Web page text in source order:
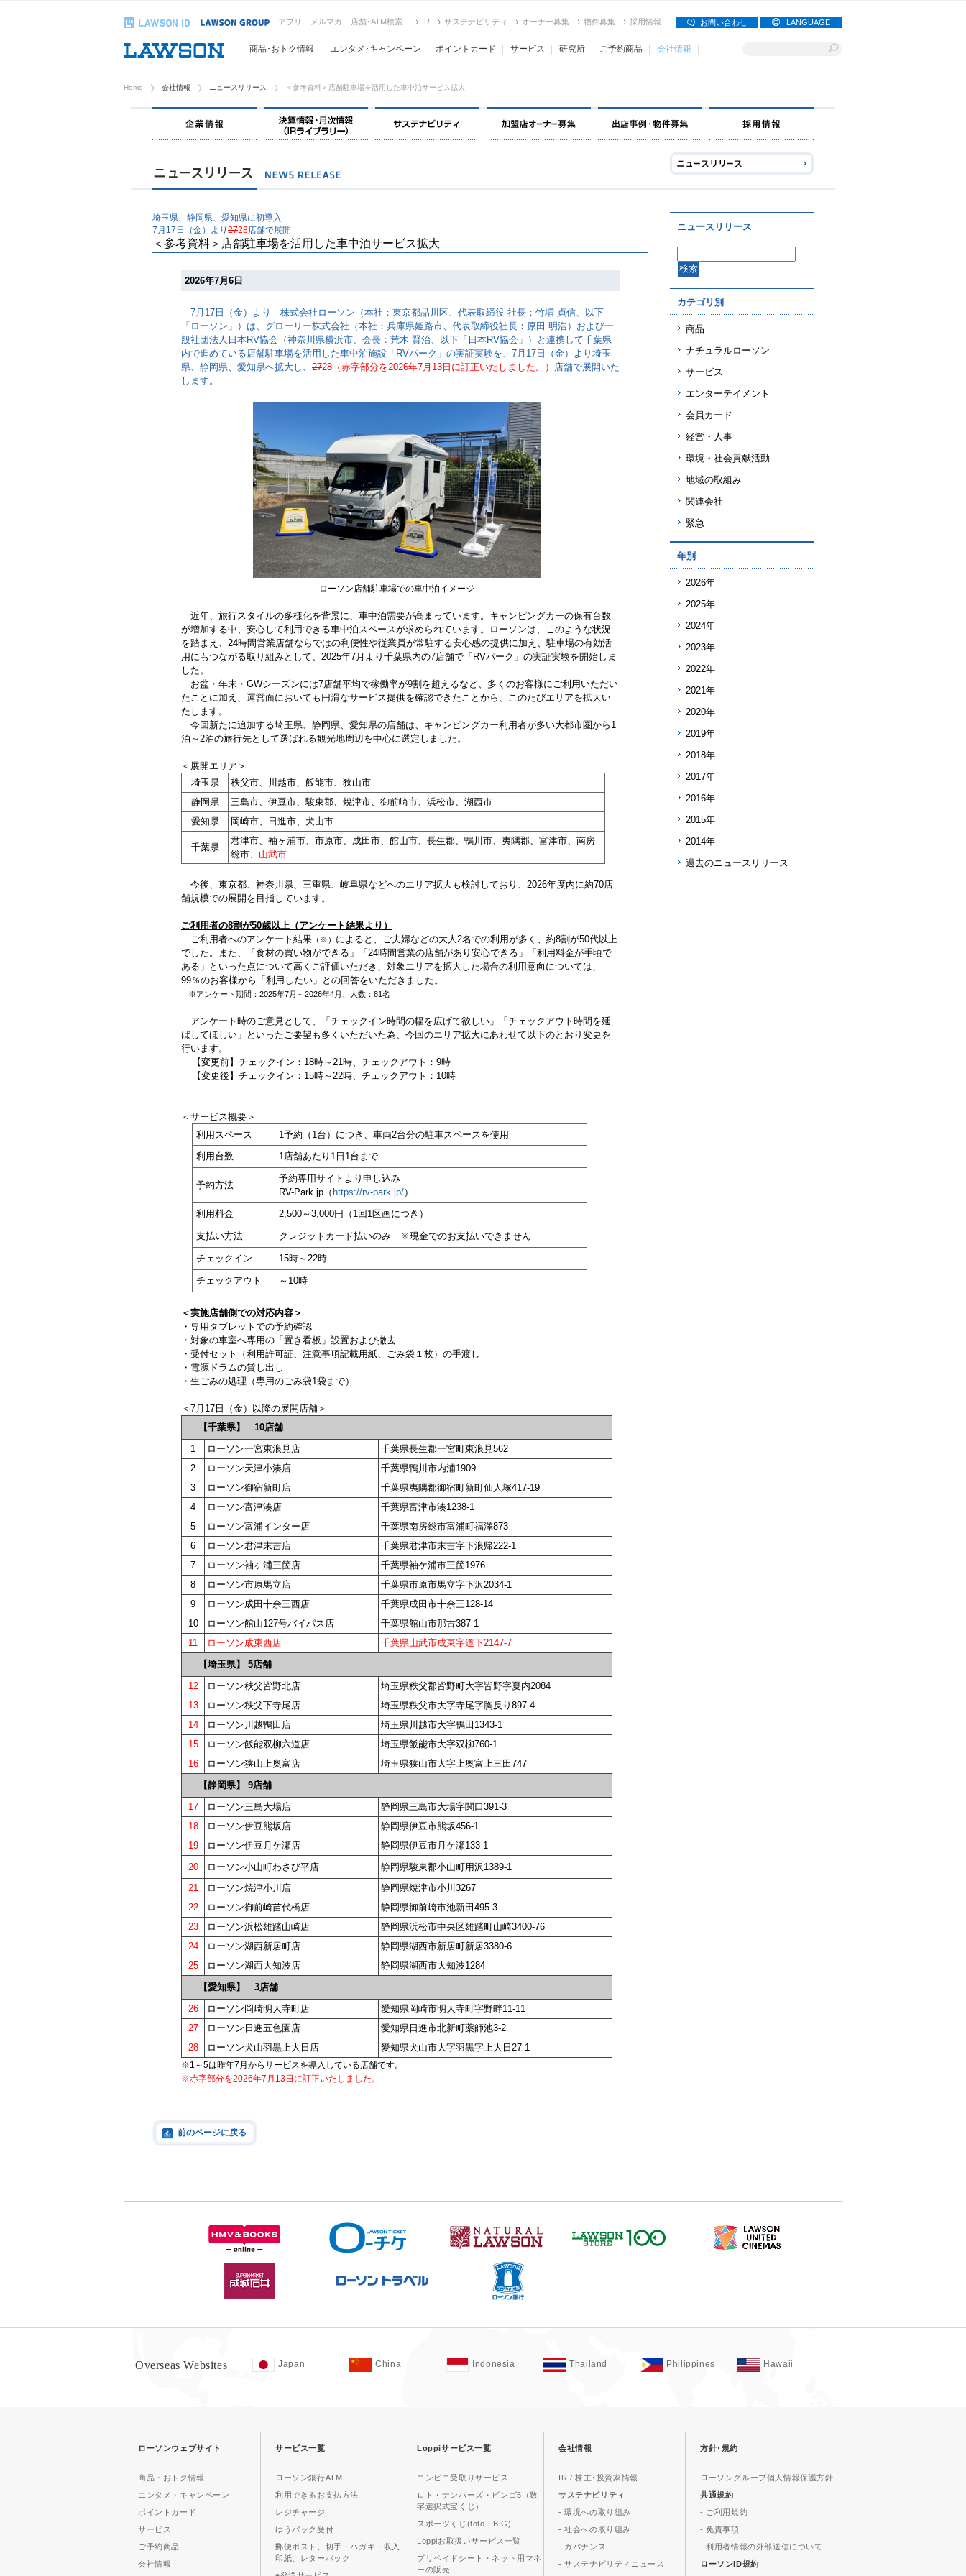
アプリ メルマガ 店舗･ATM検索 IR サステナビリティ オーナー募集 物件募集 採用情報 お問い合わせ LANGUAGE
商品･おトク情報 エンタメ･キャンペーン ポイントカード サービス 研究所 ご予約商品 会社情報
Home 会社情報 ニュースリリース ＜参考資料＞店舗駐車場を活用した車中泊サービス拡大
企業情報
埼玉県、静岡県、愛知県に初導入
7月17日（金）より 2728店舗で展開
＜参考資料＞店舗駐車場を活用した車中泊サービス拡大
2026年7月6日
7月17日（金）より 株式会社ローソン（本社：東京都品川区、代表取締役 社長：竹増 貞信、以下
「ローソン」）は、グローリー株式会社（本社：兵庫県姫路市、代表取締役社長：原田 明浩）および一
般社団法人日本RV協会（神奈川県横浜市、会長：荒木 賢治、以下「日本RV協会」）と連携して千葉県
内で進めている店舗駐車場を活用した車中泊施設「RVパーク」の実証実験を、7月17日（金）より埼玉
県、静岡県、愛知県へ拡大し、 2728（赤字部分を2026年7月13日に訂正いたしました。） 店舗で展開いた
します。
ローソン店舗駐車場での車中泊イメージ
近年、旅行スタイルの多様化を背景に、車中泊需要が高まっています。キャンピングカーの保有台数
が増加する中、安心して利用できる車中泊スペースが求められています。ローソンは、このような状況
を踏まえ、24時間営業店舗ならではの利便性や従業員が常駐する安心感の提供に加え、駐車場の有効活
用にもつながる取り組みとして、2025年7月より千葉県内の7店舗で「RVパーク」の実証実験を開始しま
した。
お盆・年末・GWシーズンには7店舗平均で稼働率が9割を超えるなど、多くのお客様にご利用いただい
たことに加え、運営面においても円滑なサービス提供を確認できたことから、このたびエリアを拡大い
たします。
今回新たに追加する埼玉県、静岡県、愛知県の店舗は、キャンピングカー利用者が多い大都市圏から1
泊～2泊の旅行先として選ばれる観光地周辺を中心に選定しました。
＜展開エリア＞
埼玉県
秩父市、川越市、飯能市、狭山市
静岡県
三島市、伊豆市、駿東郡、焼津市、御前崎市、浜松市、湖西市
愛知県
岡崎市、日進市、犬山市
千葉県
君津市、袖ヶ浦市、市原市、成田市、館山市、長生郡、鴨川市、夷隅郡、富津市、南房
総市、 山武市
今後、東京都、神奈川県、三重県、岐阜県などへのエリア拡大も検討しており、2026年度内に約70店
舗規模での展開を目指しています。
ご利用者の8割が50歳以上（アンケート結果より）
ご利用者へのアンケート結果 （※） によると、ご夫婦などの大人2名での利用が多く、約8割が50代以上
でした。また、「食材の買い物ができる」「24時間営業の店舗があり安心できる」「利用料金が手頃で
ある」といった点について高くご評価いただき、対象エリアを拡大した場合の利用意向については、
99％のお客様から「利用したい」との回答をいただきました。
※アンケート期間：2025年7月～2026年4月、人数：81名
アンケート時のご意見として、「チェックイン時間の幅を広げて欲しい」「チェックアウト時間を延
ばしてほしい」といったご要望も多くいただいた為、今回のエリア拡大にあわせて以下のとおり変更を
行います。
【変更前】チェックイン：18時～21時、チェックアウト：9時
【変更後】チェックイン：15時～22時、チェックアウト：10時
＜サービス概要＞
利用スペース
1予約（1台）につき、車両2台分の駐車スペースを使用
利用台数
1店舗あたり1日1台まで
予約方法
予約専用サイトより申し込み
RV-Park.jp（ https://rv-park.jp/）
利用料金
2,500～3,000円（1回1区画につき）
支払い方法 クレジットカード払いのみ ※現金でのお支払いできません
チェックイン 15時～22時
チェックアウト ～10時
＜実施店舗側での対応内容＞
・専用タブレットでの予約確認
・対象の車室へ専用の「置き看板」設置および撤去
・受付セット（利用許可証、注意事項記載用紙、ごみ袋１枚）の手渡し
・電源ドラムの貸し出し
・生ごみの処理（専用のごみ袋1袋まで）
＜7月17日（金）以降の展開店舗＞
【千葉県】 10店舗
1
ローソン一宮東浪見店
千葉県長生郡一宮町東浪見562
2
ローソン天津小湊店
千葉県鴨川市内浦1909
3
ローソン御宿新町店
千葉県夷隅郡御宿町新町仙人塚417-19
4
ローソン富津湊店
千葉県富津市湊1238-1
5
ローソン富浦インター店
千葉県南房総市富浦町福澤873
6
ローソン君津末吉店
千葉県君津市末吉字下浪帰222-1
7
ローソン袖ヶ浦三箇店
千葉県袖ケ浦市三箇1976
8
ローソン市原馬立店
千葉県市原市馬立字下沢2034-1
9
ローソン成田十余三西店
千葉県成田市十余三128-14
10
ローソン館山127号バイパス店
千葉県館山市那古387-1
11
ローソン成東西店
千葉県山武市成東字道下2147-7
【埼玉県】 5店舗
12
ローソン秩父皆野北店
埼玉県秩父郡皆野町大字皆野字夏内2084
13
ローソン秩父下寺尾店
埼玉県秩父市大字寺尾字胸反り897-4
14
ローソン川越鴨田店
埼玉県川越市大字鴨田1343-1
15
ローソン飯能双柳六道店
埼玉県飯能市大字双柳760-1
16
ローソン狭山上奥富店
埼玉県狭山市大字上奥富上三田747
【静岡県】 9店舗
17
ローソン三島大場店
静岡県三島市大場字関口391-3
18
ローソン伊豆熊坂店
静岡県伊豆市熊坂456-1
19
ローソン伊豆月ケ瀬店
静岡県伊豆市月ケ瀬133-1
20
ローソン小山町わさび平店
静岡県駿東郡小山町用沢1389-1
21
ローソン焼津小川店
静岡県焼津市小川3267
22
ローソン御前崎苗代橋店
静岡県御前崎市池新田495-3
23
ローソン浜松雄踏山崎店
静岡県浜松市中央区雄踏町山崎3400-76
24
ローソン湖西新居町店
静岡県湖西市新居町新居3380-6
25
ローソン湖西大知波店
静岡県湖西市大知波1284
【愛知県】 3店舗
26
ローソン岡崎明大寺町店
愛知県岡崎市明大寺町字野畔11-11
27
ローソン日進五色園店
愛知県日進市北新町薬師池3-2
28
ローソン犬山羽黒上大日店 愛知県犬山市大字羽黒字上大日27-1
※1～5は昨年7月からサービスを導入している店舗です。
※赤字部分を2026年7月13日に訂正いたしました。
前のページに戻る
ニュースリリース
カテゴリ別
商品
ナチュラルローソン
サービス
エンターテイメント
会員カード
経営・人事
環境・社会貢献活動
地域の取組み
関連会社
緊急
年別
2026年
2025年
2024年
2023年
2022年
2021年
2020年
2019年
2018年
2017年
2016年
2015年
2014年
過去のニュースリリース
Overseas Websites Japan China Indonesia Thailand Philippines Hawaii
ローソンウェブサイト
商品・おトク情報
エンタメ・キャンペーン
ポイントカード
サービス
ご予約商品
会社情報
サービス一覧
ローソン銀行ATM
利用できるお支払方法
レジチャージ
ゆうパック受付
郵便ポスト、切手・ハガキ・収入
印紙、レターパック
Loppiサービス一覧
コンビニ受取りサービス
ロト・ナンバーズ・ビンゴ5（数
字選択式宝くじ）
スポーツくじ(toto・BIG)
Loppiお取扱いサービス一覧
プリペイドシート・ネット用マネ
ーの販売
会社情報
IR / 株主･投資家情報
サステナビリティ
- 環境への取り組み
- 社会への取り組み
- ガバナンス
- サステナビリティニュース
方針･規約
ローソングループ個人情報保護方針
共通規約
- ご利用規約
- 免責事項
- 利用者情報の外部送信について
ローソンID規約